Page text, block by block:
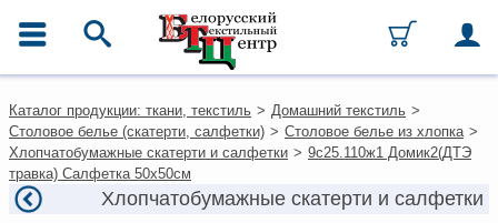
Каталог
Ткани
Домашний текстиль
Одежда
Ковры
Каталог продукции: ткани, текстиль > Домашний текстиль >
Столовое белье (скатерти, салфетки) > Столовое белье из хлопка >
Хлопчатобумажные скатерти и салфетки > 9с25.110ж1 Домик2(ДТЭ
травка) Салфетка 50х50см
Хлопчатобумажные скатерти и салфетки